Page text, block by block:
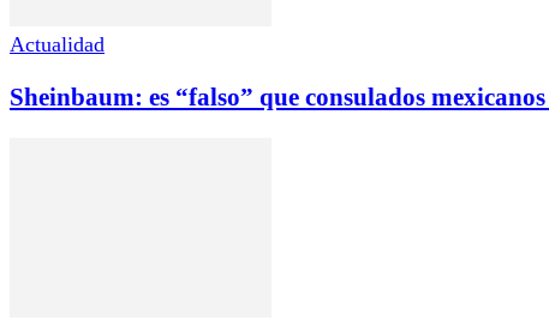
Actualidad
Sheinbaum: es “falso” que consulados